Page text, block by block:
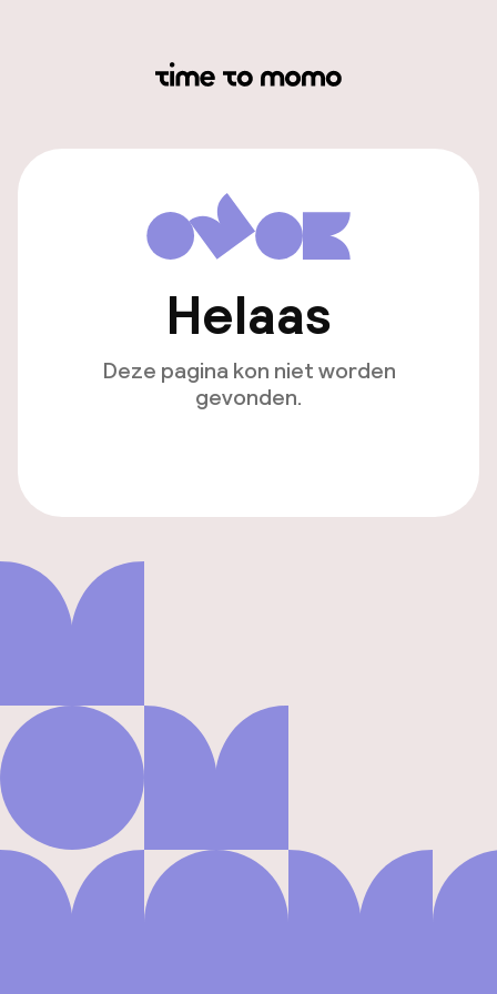
Helaas
Deze pagina kon niet worden
gevonden.